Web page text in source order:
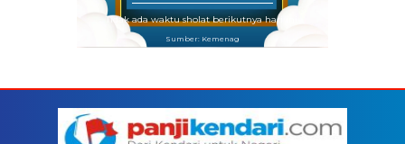
Tidak ada waktu sholat berikutnya hari ini.
Sumber: Kemenag